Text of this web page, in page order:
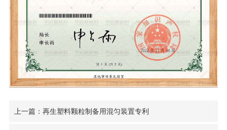
上一篇：再生塑料颗粒制备用混匀装置专利